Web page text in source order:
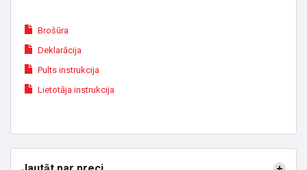
Brošūra
Deklarācija
Pults instrukcija
Lietotāja instrukcija